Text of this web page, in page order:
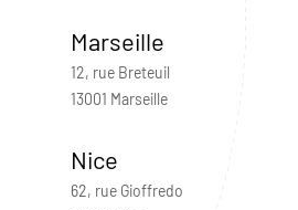
Marseille
12, rue Breteuil
13001 Marseille
Nice
62, rue Gioffredo